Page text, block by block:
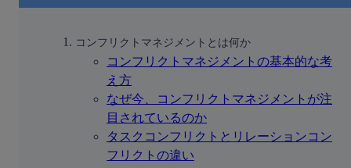
コンフリクトマネジメントとは何か
コンフリクトマネジメントの基本的な考
え方
なぜ今、コンフリクトマネジメントが注
目されているのか
タスクコンフリクトとリレーションコン
フリクトの違い